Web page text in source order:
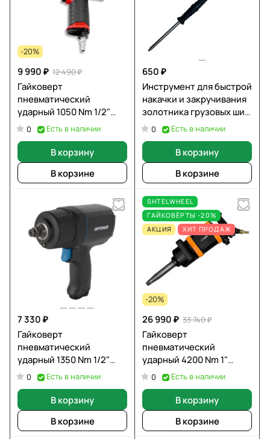
-20%
9 990 ₽ 12 490 ₽
Гайковерт
пневматический
ударный 1050 Nm 1/2"
SHTELWHEEL BQ-35D01R
0 Есть в наличии
В корзину
В корзине
650 ₽
Инструмент для быстрой
накачки и закручивания
золотника грузовых шин
с манометром
SHTELWHEEL ST-005F
0 Есть в наличии
В корзину
В корзине
7 330 ₽
Гайковерт
пневматический
ударный 1350 Nm 1/2"
OPTIMUS OPT-PW2040
0 Есть в наличии
В корзину
В корзине
SHTELWHEEL
ГАЙКОВЁРТЫ -20%
АКЦИЯ
ХИТ ПРОДАЖ
-20%
26 990 ₽ 33 740 ₽
Гайковерт
пневматический
ударный 4200 Nm 1"
SHTELWHEEL 99905B2
0 Есть в наличии
В корзину
В корзине